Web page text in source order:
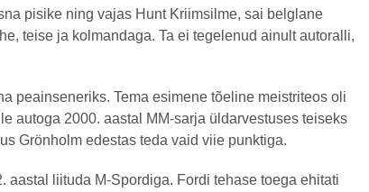
pisike ning vajas Hunt Kriimsilme, sai belglane
teise ja kolmandaga. Ta ei tegelenud ainult autoralli,
peainseneriks. Tema esimene tõeline meistriteos oli
autoga 2000. aastal MM-sarja üldarvestuses teiseks
Grönholm edestas teda vaid viie punktiga.
aastal liituda M-Spordiga. Fordi tehase toega ehitati